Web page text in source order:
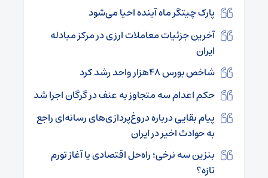
پارک چیتگر ماه آینده احیا می‌شود
آخرین جزئیات معاملات ارزی در مرکز مبادله
ایران
شاخص بورس ۴۸هزار واحد رشد کرد
حکم اعدام سه متجاوز به عنف در گرگان اجرا شد
پیام بقایی درباره دروغ‌پردازی‌های رسانه‌ای راجع
به حوادث اخیر در ایران
بنزین سه نرخی؛ راه‌حل اقتصادی یا آغاز تورم
تازه؟